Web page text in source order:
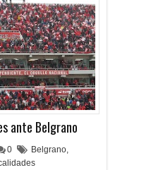
ante Belgrano
0 Belgrano,